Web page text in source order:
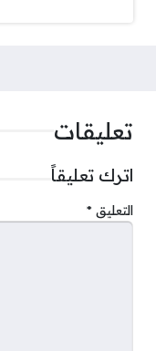
تعليقات
اترك تعليقاً
التعليق *